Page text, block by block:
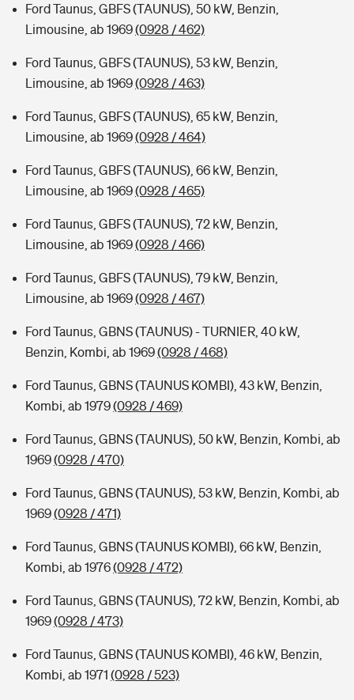
Ford Taunus, GBFS (TAUNUS), 50 kW, Benzin,
Limousine, ab 1969(0928 / 462)
Ford Taunus, GBFS (TAUNUS), 53 kW, Benzin,
Limousine, ab 1969(0928 / 463)
Ford Taunus, GBFS (TAUNUS), 65 kW, Benzin,
Limousine, ab 1969(0928 / 464)
Ford Taunus, GBFS (TAUNUS), 66 kW, Benzin,
Limousine, ab 1969(0928 / 465)
Ford Taunus, GBFS (TAUNUS), 72 kW, Benzin,
Limousine, ab 1969(0928 / 466)
Ford Taunus, GBFS (TAUNUS), 79 kW, Benzin,
Limousine, ab 1969(0928 / 467)
Ford Taunus, GBNS (TAUNUS) - TURNIER, 40 kW,
Benzin, Kombi, ab 1969(0928 / 468)
Ford Taunus, GBNS (TAUNUS KOMBI), 43 kW, Benzin,
Kombi, ab 1979(0928 / 469)
Ford Taunus, GBNS (TAUNUS), 50 kW, Benzin, Kombi, ab
1969(0928 / 470)
Ford Taunus, GBNS (TAUNUS), 53 kW, Benzin, Kombi, ab
1969(0928 / 471)
Ford Taunus, GBNS (TAUNUS KOMBI), 66 kW, Benzin,
Kombi, ab 1976(0928 / 472)
Ford Taunus, GBNS (TAUNUS), 72 kW, Benzin, Kombi, ab
1969(0928 / 473)
Ford Taunus, GBNS (TAUNUS KOMBI), 46 kW, Benzin,
Kombi, ab 1971 (0928 / 523)